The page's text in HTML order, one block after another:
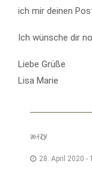
ich mir deinen
Ich wünsche dir
Liebe Grüße
Lisa Marie
MARY
28. April 2020 -